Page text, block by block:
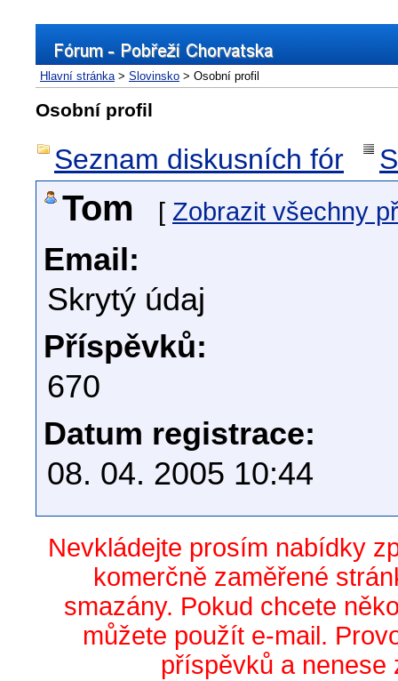
Hlavní stránka> Slovinsko > Osobní profil
Osobní profil
Seznam diskusních fór
Tom [ Zobrazit všechny
Email:
Skrytý údaj
Příspěvků:
670
Datum registrace:
08. 04. 2005 10:44
Nevkládejte prosím nabídky
komerčně zaměřené
smazány. Pokud chcete
můžete použít e-mail.
příspěvků a nenese